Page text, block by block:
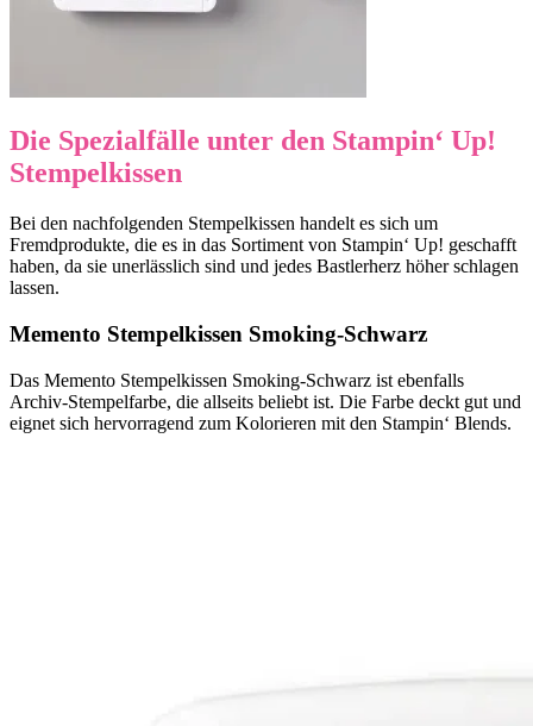
Die Spezialfälle unter den Stampin‘ Up!
Stempelkissen
Bei den nachfolgenden Stempelkissen handelt es sich um
Fremdprodukte, die es in das Sortiment von Stampin‘ Up! geschafft
haben, da sie unerlässlich sind und jedes Bastlerherz höher schlagen
lassen.
Memento Stempelkissen Smoking-Schwarz
Das Memento Stempelkissen Smoking-Schwarz ist ebenfalls
Archiv-Stempelfarbe, die allseits beliebt ist. Die Farbe deckt gut und
eignet sich hervorragend zum Kolorieren mit den Stampin‘ Blends.